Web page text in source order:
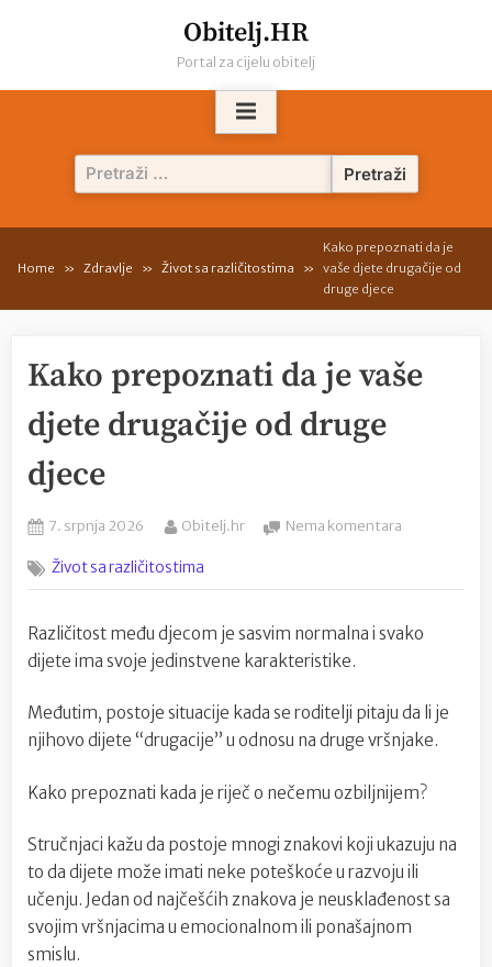
Obitelj.HR
Portal za cijelu obitelj
Pretraži:
Home Zdravlje Život sa različitostima
Kako prepoznati da je
vaše djete drugačije od
druge djece
Kako prepoznati da je vaše
djete drugačije od druge
djece
Posted
7. srpnja 2026 By
Obitelj.hr Nema komentara
da
vaše
od
druge
djece
Život sa različitostima
Različitost među djecom je sasvim normalna i svako
dijete ima svoje jedinstvene karakteristike.
Međutim, postoje situacije kada se roditelji pitaju da li je
njihovo dijete “drugacije” u odnosu na druge vršnjake.
Kako prepoznati kada je riječ o nečemu ozbiljnijem?
Stručnjaci kažu da postoje mnogi znakovi koji ukazuju na
to da dijete može imati neke poteškoće u razvoju ili
učenju. Jedan od najčešćih znakova je neusklađenost sa
svojim vršnjacima u emocionalnom ili ponašajnom
smislu.